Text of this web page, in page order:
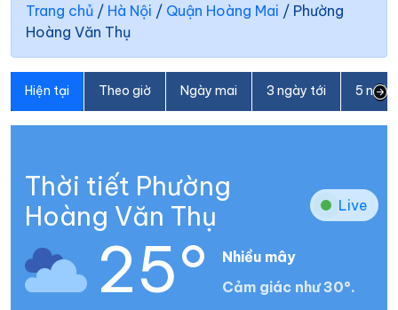
Trang chủ / Hà Nội / Quận Hoàng Mai / Phường
Hoàng Văn Thụ
Hiện tại Theo giờ Ngày mai 3 ngày tới 5
Thời tiết Phường
Hoàng Văn Thụ
Live
25°
Nhiều mây
Cảm giác như 30°.